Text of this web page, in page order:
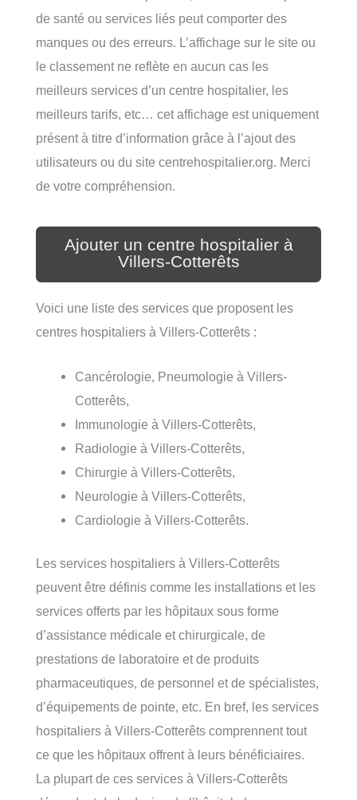
de santé ou services liés peut comporter des
manques ou des erreurs. L’affichage sur le site ou
le classement ne reflète en aucun cas les
meilleurs services d’un centre hospitalier, les
meilleurs tarifs, etc… cet affichage est uniquement
présent à titre d’information grâce à l’ajout des
utilisateurs ou du site centrehospitalier.org. Merci
de votre compréhension.
Ajouter un centre hospitalier à
Villers-Cotterêts
Voici une liste des services que proposent les
centres hospitaliers à Villers-Cotterêts :
Cancérologie, Pneumologie à Villers-
Cotterêts,
Immunologie à Villers-Cotterêts,
Radiologie à Villers-Cotterêts,
Chirurgie à Villers-Cotterêts,
Neurologie à Villers-Cotterêts,
Cardiologie à Villers-Cotterêts.
Les services hospitaliers à Villers-Cotterêts
peuvent être définis comme les installations et les
services offerts par les hôpitaux sous forme
d’assistance médicale et chirurgicale, de
prestations de laboratoire et de produits
pharmaceutiques, de personnel et de spécialistes,
d’équipements de pointe, etc. En bref, les services
hospitaliers à Villers-Cotterêts comprennent tout
ce que les hôpitaux offrent à leurs bénéficiaires.
La plupart de ces services à Villers-Cotterêts